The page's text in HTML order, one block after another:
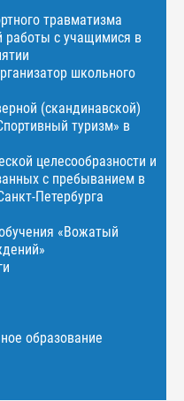
травматизма
работы с учащимися в
школьного
(скандинавской)
туризм» в
целесообразности и
с пребыванием в
Петербурга
«Вожатый
образование